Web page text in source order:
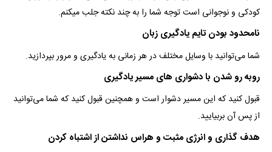
کودکی و نوجوانی است توجه شما را به چند نکته جلب میکنم.
نامحدود بودن تایم یادگیری زبان
شما می‌توانید با وسایل مختلف در هر زمانی به یادگیری و مرور بپردازید.
روبه‎ رو شدن با دشواری های مسیر یادگیری
قبول کنید که این مسیر دشوار است و همچنین قبول کنید که شما می‌توانید
از پس آن بربیایید.
هدف گذاری و انرژی مثبت و هراس نداشتن از اشتباه کردن